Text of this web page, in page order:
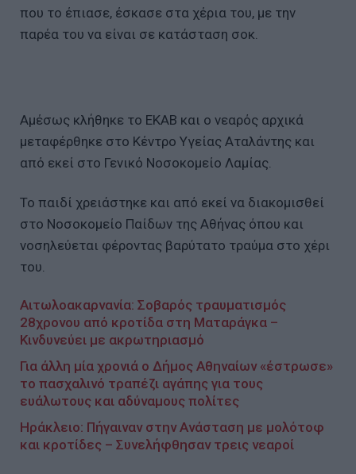
που το έπιασε, έσκασε στα χέρια του, με την
παρέα του να είναι σε κατάσταση σοκ.
Αμέσως κλήθηκε το ΕΚΑΒ και ο νεαρός αρχικά
μεταφέρθηκε στο Κέντρο Υγείας Αταλάντης και
από εκεί στο Γενικό Νοσοκομείο Λαμίας.
Το παιδί χρειάστηκε και από εκεί να διακομισθεί
στο Νοσοκομείο Παίδων της Αθήνας όπου και
νοσηλεύεται φέροντας βαρύτατο τραύμα στο χέρι
του.
Αιτωλοακαρνανία: Σοβαρός τραυματισμός
28χρονου από κροτίδα στη Ματαράγκα –
Κινδυνεύει με ακρωτηριασμό
Για άλλη μία χρονιά ο Δήμος Αθηναίων «έστρωσε»
το πασχαλινό τραπέζι αγάπης για τους
ευάλωτους και αδύναμους πολίτες
Ηράκλειο: Πήγαιναν στην Ανάσταση με μολότοφ
και κροτίδες – Συνελήφθησαν τρεις νεαροί